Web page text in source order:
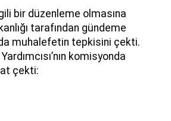
bir düzenleme olmasına
tarafından gündeme
muhalefetin tepkisini çekti.
komisyonda
çekti: